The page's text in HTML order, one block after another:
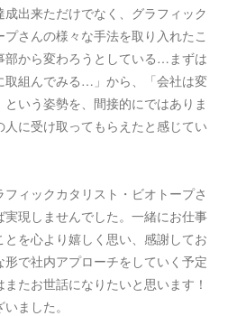
出来ただけでなく、グラフィック
さんの様々な手法を取り入れたこ
部から変わろうとしている…まずは
取組んでみる…」から、「会社は変
いう姿勢を、間接的にではありま
に受け取ってもらえたと感じてい
ィックカタリスト・ビオトープさ
実現しませんでした。一緒にお仕事
を心より嬉しく思い、感謝してお
形で社内アプローチをしていく予定
たお世話になりたいと思います！
ました。